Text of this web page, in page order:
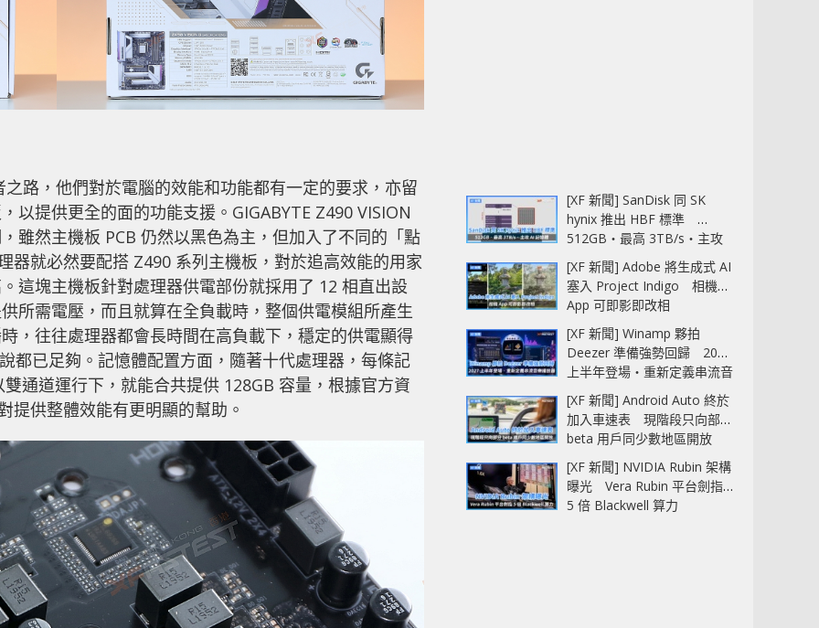
路，他們對於電腦的效能和功能都有一定的要求，亦留
以提供更全的面的功能支援。GIGABYTE Z490 VISION
雖然主機板 PCB 仍然以黑色為主，但加入了不同的「點
就必然要配搭 Z490 系列主機板，對於追高效能的用家
這塊主機板針對處理器供電部份就採用了 12 相直出設
所需電壓，而且就算在全負載時，整個供電模組所產生
，往往處理器都會長時間在高負載下，穩定的供電顯得
都已足夠。記憶體配置方面，隨著十代處理器，每條記
通道運行下，就能合共提供 128GB 容量，根據官方資
提供整體效能有更明顯的幫助。
[XF 新聞] SanDisk 同 SK
hynix 推出 HBF 標準
512GB‧最高 3TB/s‧主攻
AI 記憶體
[XF 新聞] Adobe 將生成式 AI
塞入 Project Indigo 相機
App 可即影即改相
[XF 新聞] Winamp 夥拍
Deezer 準備強勢回歸 2027
上半年登場‧重新定義串流音
樂播放器
[XF 新聞] Android Auto 終於
加入車速表 現階段只向部分
beta 用戶同少數地區開放
[XF 新聞] NVIDIA Rubin 架構
曝光 Vera Rubin 平台劍指
5 倍 Blackwell 算力